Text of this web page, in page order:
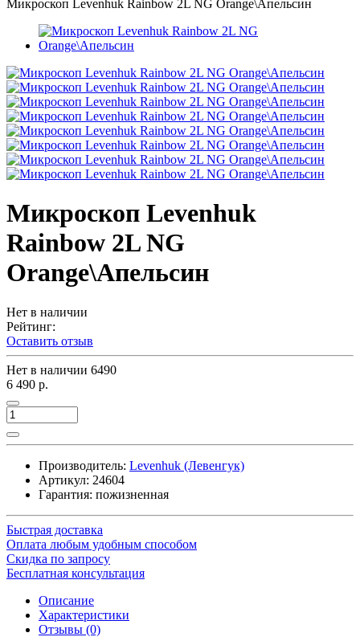
Микроскоп Levenhuk Rainbow 2L NG Orange\Апельсин
Микроскоп Levenhuk
Rainbow 2L NG
Orange\Апельсин
Нет в наличии
Рейтинг:
Оставить отзыв
Нет в наличии 6490
6 490 р.
Производитель: Levenhuk (Левенгук)
Артикул: 24604
Гарантия: пожизненная
Быстрая доставка
Оплата любым удобным способом
Скидка по запросу
Бесплатная консультация
Описание
Характеристики
Отзывы (0)